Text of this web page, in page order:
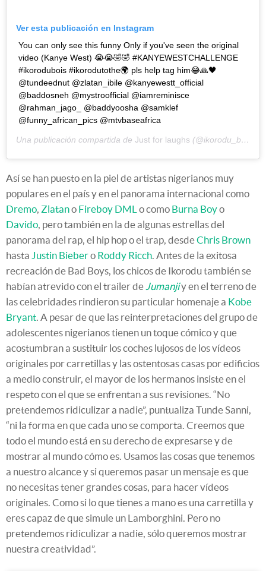
Ver esta publicación en Instagram
You can only see this funny Only if you've seen the original
video (Kanye West) 😭😭🤣🤣 #KANYEWESTCHALLENGE
#ikorodubois #ikorodutothe🌍 pls help tag him😂🙏🖤
@tundeednut @zlatan_ibile @kanyewestt_official
@baddosneh @mystroofficial @iamreminisce
@rahman_jago_ @baddyoosha @samklef
@funny_african_pics @mtvbaseafrica
Una publicación compartida de Just for laughs (@ikorodu_bois) el
Así se han puesto en la piel de artistas nigerianos muy
populares en el país y en el panorama internacional como
Dremo, Zlatano Fireboy DML o como Burna Boyo
Davido, pero también en la de algunas estrellas del
panorama del rap, el hip hop o el trap, desdeChris Brown
hasta Justin Biebero Roddy Ricch. Antes de la exitosa
recreación de Bad Boys, los chicos de Ikorodu también se
habían atrevido con el trailer de Jumanjiy en el terreno de
las celebridades rindieron su particular homenaje a Kobe
Bryant. A pesar de que las reinterpretaciones del grupo de
adolescentes nigerianos tienen un toque cómico y que
acostumbran a sustituir los coches lujosos de los vídeos
originales por carretillas y las ostentosas casas por edificios
a medio construir, el mayor de los hermanos insiste en el
respeto con el que se enfrentan a sus revisiones. “No
pretendemos ridiculizar a nadie”, puntualiza Tunde Sanni,
“ni la forma en que cada uno se comporta. Creemos que
todo el mundo está en su derecho de expresarse y de
mostrar al mundo cómo es. Usamos las cosas que tenemos
a nuestro alcance y si queremos pasar un mensaje es que
no necesitas tener grandes cosas, para hacer vídeos
originales. Como si lo que tienes a mano es una carretilla y
eres capaz de que simule un Lamborghini. Pero no
pretendemos ridiculizar a nadie, sólo queremos mostrar
nuestra creatividad”.